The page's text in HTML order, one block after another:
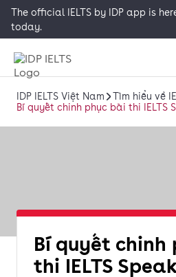
The official IELTS by IDP app is
today.
IDP IELTS Việt Nam
Tìm hiểu về
Bí quyết chinh phục bài thi IELTS
Bí quyết chinh
thi IELTS